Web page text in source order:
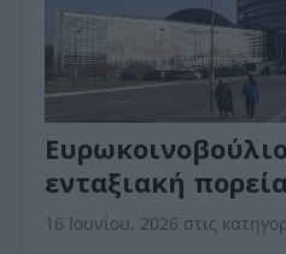
ενταξιακή
16 Ιουνίου, 2026 στις